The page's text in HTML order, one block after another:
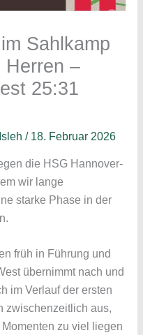
Sahlkamp
Herren –
25:31
Isleh / 18. Februar 2026
die HSG Hannover-
wir lange
starke Phase in der
früh in Führung und
übernimmt nach und
im Verlauf der ersten
zwischenzeitlich aus,
zu viel liegen